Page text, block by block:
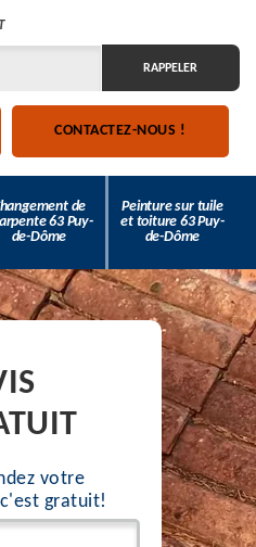
CONTACTEZ-NOUS !
de
63 Puy-
de-Dôme
Peinture sur tuile
et toiture 63 Puy-
de-Dôme
votre
gratuit!